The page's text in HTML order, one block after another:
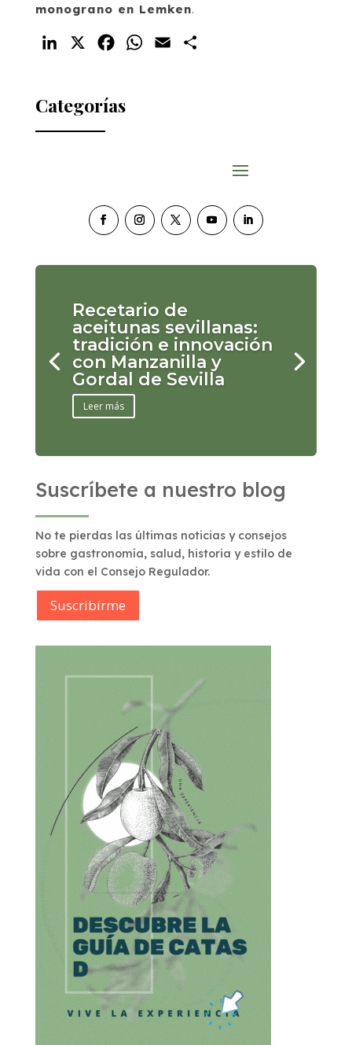
monograno en Lemken.
LinkedIn FacebookWhatsApp
Email
Categorías
Recetario de
aceitunas sevillanas:
tradición e innovación
con Manzanilla y
Gordal de Sevilla
Leer más
Suscríbete a nuestro blog
No te pierdas las últimas noticias y consejos
sobre gastronomía, salud, historia y estilo de
vida con el Consejo Regulador.
Suscribírme